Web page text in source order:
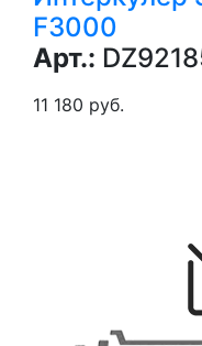
F3000
Арт.:
11 180 руб.